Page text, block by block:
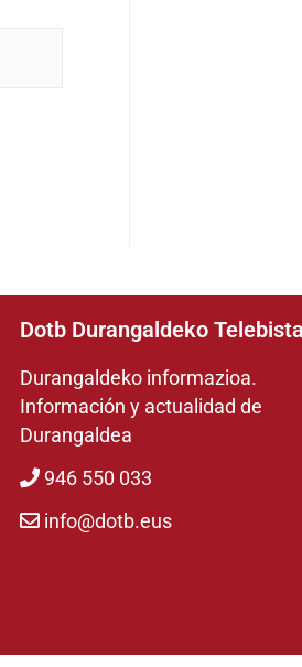
Dotb Durangaldeko Telebista
Durangaldeko informazioa.
Información y actualidad de
Durangaldea
946 550 033
info@dotb.eus